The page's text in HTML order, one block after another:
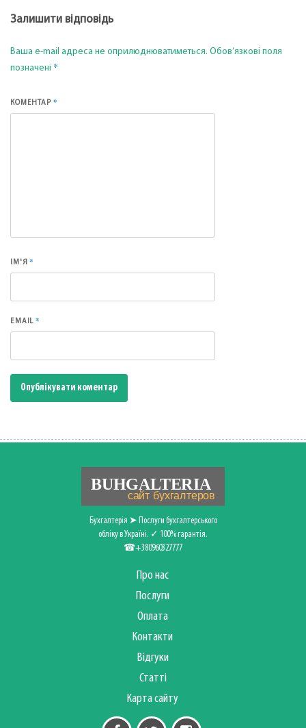
Залишити відповідь
Ваша e-mail адреса не оприлюднюватиметься. Обов’язкові поля
позначені *
КОМЕНТАР *
ІМ'Я*
EMAIL*
Бухгалтерія ➤ Послуги бухгалтерського
обліку в Україні. ✓ 100% гарантія.
☎+380960327777
Про нас
Послуги
Оплата
Контакти
Відгуки
Статті
Карта сайту